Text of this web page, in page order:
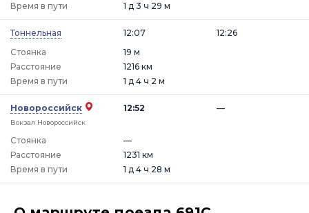
Время в пути
1 д 3 ч 29 м
Тоннельная
12:07
Стоянка
19 м
12:26
Расстояние
1216 км
Время в пути
1 д 4 ч 2 м
Новороссийск
Вокзал Новороссийск
12:52
Стоянка —
—
Расстояние
1231 км
Время в пути
1 д 4 ч 28 м